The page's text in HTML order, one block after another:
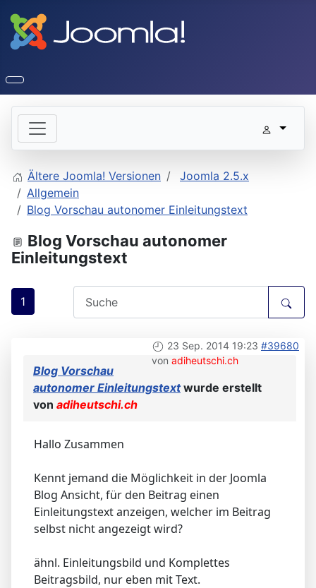
Ältere Joomla! Versionen
Joomla 2.5.x
Allgemein
Blog Vorschau autonomer Einleitungstext
Blog Vorschau autonomer
Einleitungstext
1
23 Sep. 2014 19:23 #39680
von adiheutschi.ch
Blog Vorschau
autonomer Einleitungstextwurde erstellt
von adiheutschi.ch
Hallo Zusammen
Kennt jemand die Möglichkeit in der Joomla
Blog Ansicht, für den Beitrag einen
Einleitungstext anzeigen, welcher im Beitrag
selbst nicht angezeigt wird?
ähnl. Einleitungsbild und Komplettes
Beitragsbild, nur eben mit Text.